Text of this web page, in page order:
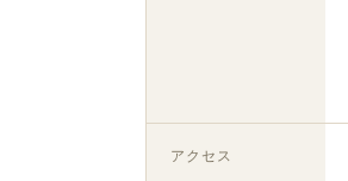
アクセス